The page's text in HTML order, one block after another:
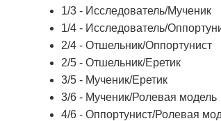
1/3 - Исследователь/Мученик
1/4 - Исследователь/
2/4 - Отшельник/Оппортунист
2/5 - Отшельник/Еретик
3/5 - Мученик/Еретик
3/6 - Мученик/Ролевая модель
4/6 - Оппортунист/Ролевая